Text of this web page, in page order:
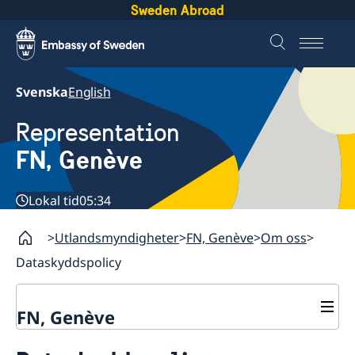
Sweden Abroad
SvenskaEnglish
Representation
FN, Genève
Lokal tid05:34
Utlandsmyndigheter FN, Genève Om oss
Dataskyddspolicy
FN, Genève